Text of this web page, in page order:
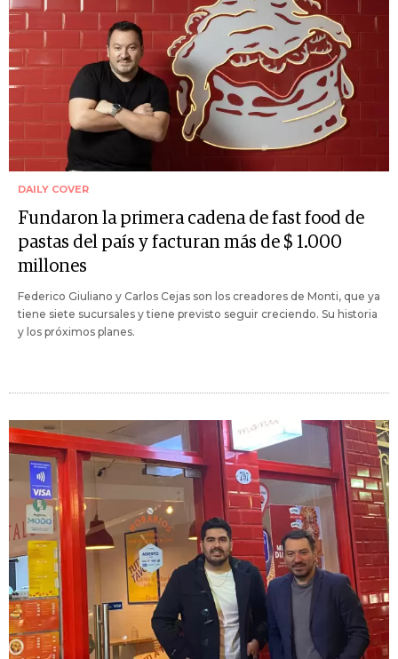
DAILY COVER
Fundaron la primera cadena de fast food de
pastas del país y facturan más de $ 1.000
millones
Federico Giuliano y Carlos Cejas son los creadores de Monti, que ya
tiene siete sucursales y tiene previsto seguir creciendo. Su historia
y los próximos planes.